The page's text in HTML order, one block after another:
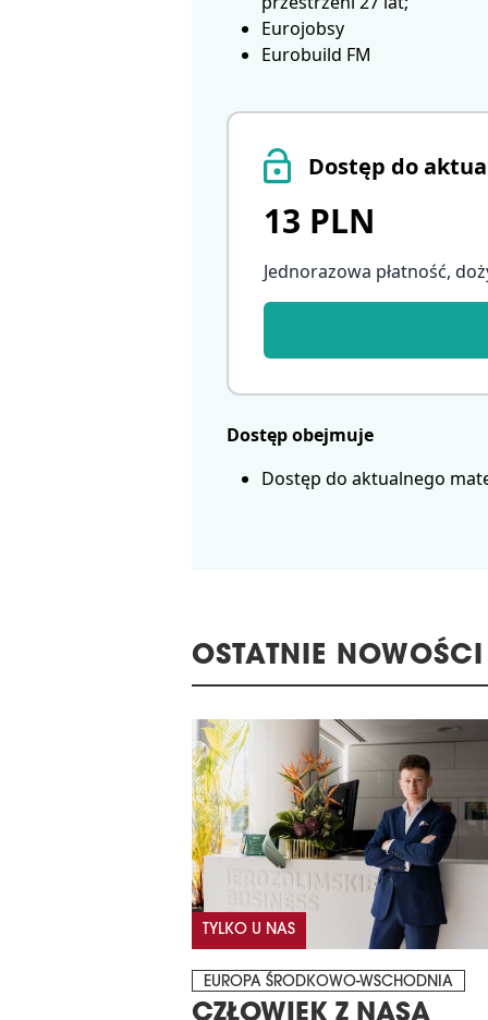
Dostęp do
13 PLN
Jednorazowa płatność,
Dostęp obejmuje
Dostęp do aktualnego
Eurojobsy
Eurobuild FM
OSTATNIE NOWOŚCI
TYLKO U NAS
EUROPA ŚRODKOWO-WSCHODNIA
CZŁOWIEK Z NASA